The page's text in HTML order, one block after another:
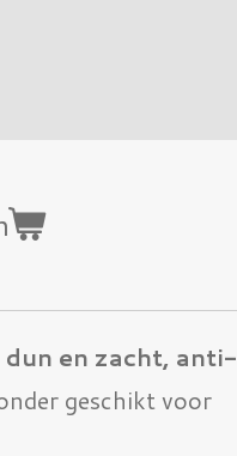
en zacht, anti-
geschikt voor